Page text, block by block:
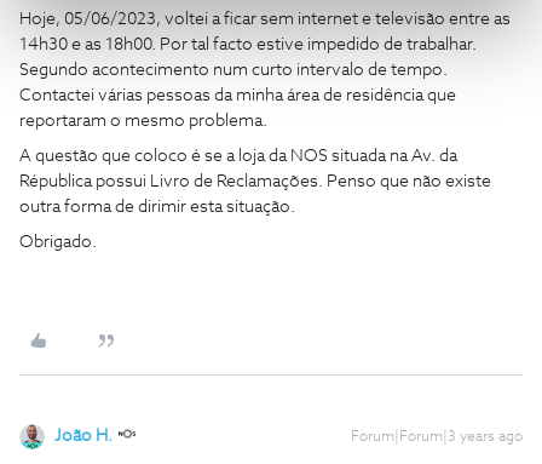
Hoje, 05/06/2023, voltei a ficar sem internet e televisão entre as
14h30 e as 18h00. Por tal facto estive impedido de trabalhar.
Segundo acontecimento num curto intervalo de tempo.
Contactei várias pessoas da minha área de residência que
reportaram o mesmo problema.
A questão que coloco é se a loja da NOS situada na Av. da
Républica possui Livro de Reclamações. Penso que não existe
outra forma de dirimir esta situação.
Obrigado.
João H. Forum|Forum|3 years ago